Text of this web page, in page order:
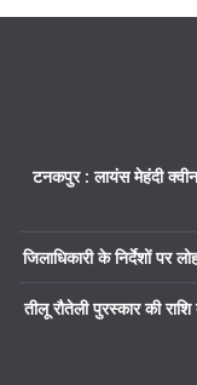
टनकपुर : लायंस मेहंदी क्वीन
जिलाधिकारी के निर्देशों पर
तीलू रौतेली पुरस्कार की